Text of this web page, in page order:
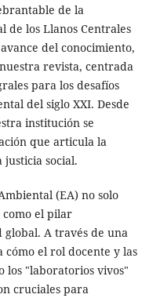
de la
de los Llanos Centrales
avance del conocimiento,
revista, centrada
para los desafíos
del siglo XXI. Desde
institución se
que articula la
social.
(EA) no solo
como el pilar
A través de una
el rol docente y las
los "laboratorios vivos"
cruciales para